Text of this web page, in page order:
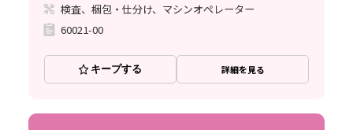
検査、梱包・仕分け、マシンオペレーター
60021-00
キープする 詳細を見る